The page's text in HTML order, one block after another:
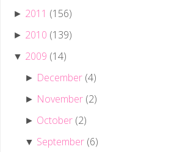
► 2011 (156)
► 2010 (139)
▼ 2009 (14)
► December (4)
► November (2)
► October (2)
▼ September (6)